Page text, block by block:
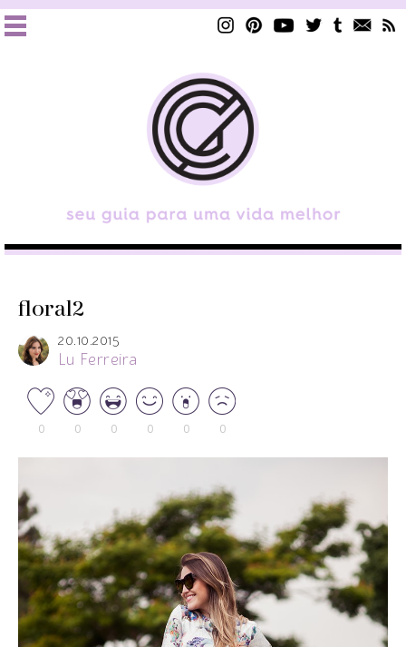
floral2
20.10.2015
Lu Ferreira
0 0 0 0 0 0